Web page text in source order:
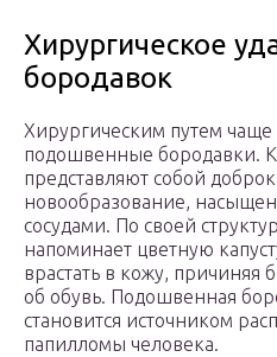
Хирургическое
бородавок
Хирургическим путем чаще
подошвенные бородавки.
представляют собой
новообразование,
сосудами. По своей
напоминает цветную
врастать в кожу, причиняя
об обувь. Подошвенная
становится источником
папилломы человека.